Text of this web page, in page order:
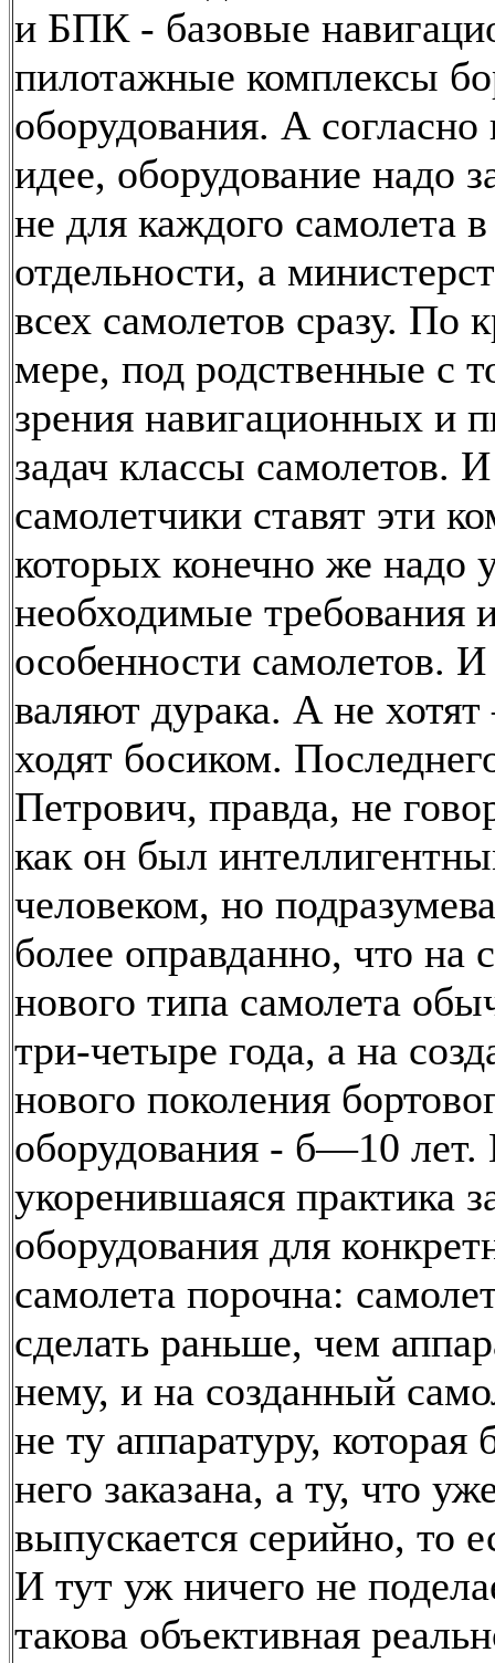
и БПК - базовые
пилотажные комплексы
оборудования. А согласно
идее, оборудование надо
не для каждого самолета в
отдельности, а
всех самолетов сразу. По
мере, под родственные с
зрения навигационных и
задач классы самолетов.
самолетчики ставят эти
которых конечно же надо
необходимые требования
особенности самолетов. И
валяют дурака. А не
ходят босиком.
Петрович, правда, не
как он был
человеком, но
более оправданно, что на
нового типа самолета
три-четыре года, а на
нового поколения
оборудования - б—10 лет.
укоренившаяся практика
оборудования для
самолета порочна:
сделать раньше, чем
нему, и на созданный
не ту аппаратуру, которая
него заказана, а ту, что
выпускается серийно, то
И тут уж ничего не
такова объективная